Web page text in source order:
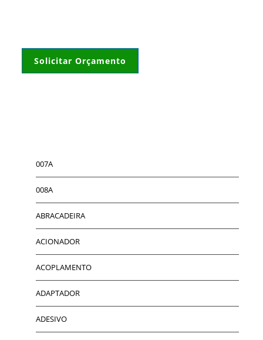
Solicitar Orçamento
007A
008A
ABRACADEIRA
ACIONADOR
ACOPLAMENTO
ADAPTADOR
ADESIVO